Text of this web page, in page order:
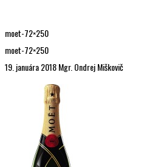
moet-72×250
moet-72×250
19. januára 2018Mgr. Ondrej Miškovič